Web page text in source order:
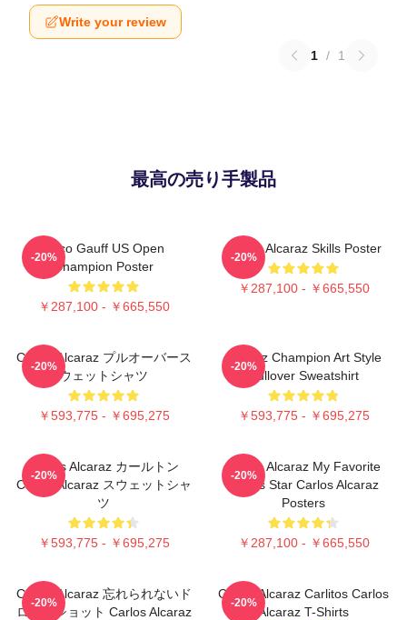
Write your review
1 / 1
最高の売り手製品
Coco Gauff US Open
Champion Poster
￥287,100 - ￥665,550
-20%
Carlos Alcaraz Skills Poster
￥287,100 - ￥665,550
-20%
Carlos Alcaraz プルオーバース
ウェットシャツ
￥593,775 - ￥695,275
-20%
Alcaraz Champion Art Style
Pullover Sweatshirt
￥593,775 - ￥695,275
-20%
Carlos Alcaraz カールトン
Carlos Alcaraz スウェットシャ
ツ
￥593,775 - ￥695,275
-20%
Carlos Alcaraz My Favorite
Tennis Star Carlos Alcaraz
Posters
￥287,100 - ￥665,550
-20%
Carlos Alcaraz 忘れられないド
ロップショット Carlos Alcaraz
-20%
Carlos Alcaraz Carlitos Carlos
Alcaraz T-Shirts
-20%